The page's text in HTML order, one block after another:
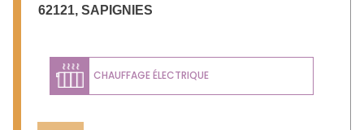
62121, SAPIGNIES
CHAUFFAGE ÉLECTRIQUE